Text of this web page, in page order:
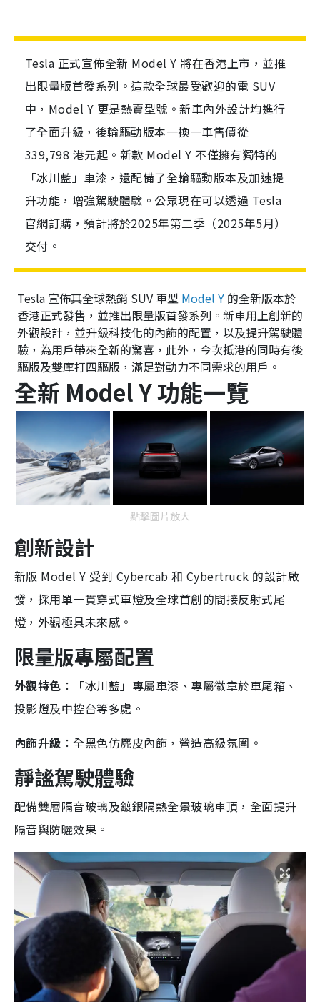
Tesla 正式宣佈全新 Model Y 將在香港上市，並推
出限量版首發系列。這款全球最受歡迎的電 SUV
中，Model Y 更是熱賣型號。新車內外設計均進行
了全面升級，後輪驅動版本一換一車售價從
339,798 港元起。新款 Model Y 不僅擁有獨特的
「冰川藍」車漆，還配備了全輪驅動版本及加速提
升功能，增強駕駛體驗。公眾現在可以透過 Tesla
官網訂購，預計將於2025年第二季（2025年5月）
交付。
Tesla 宣佈其全球熱銷 SUV 車型 Model Y 的全新版本於
香港正式發售，並推出限量版首發系列。新車用上創新的
外觀設計，並升級科技化的內飾的配置，以及提升駕駛體
驗，為用戶帶來全新的驚喜，此外，今次抵港的同時有後
驅版及雙摩打四驅版，滿足對動力不同需求的用戶。
全新 Model Y 功能一覽
點擊圖片放大
創新設計
新版 Model Y 受到 Cybercab 和 Cybertruck 的設計啟
發，採用單一貫穿式車燈及全球首創的間接反射式尾
燈，外觀極具未來感。
限量版專屬配置
外觀特色 ：「冰川藍」專屬車漆、專屬徽章於車尾箱、
投影燈及中控台等多處。
內飾升級 ：全黑色仿麂皮內飾，營造高級氛圍。
靜謐駕駛體驗
配備雙層隔音玻璃及鍍銀隔熱全景玻璃車頂，全面提升
隔音與防曬效果。